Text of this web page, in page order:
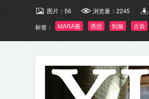
图片： 56 浏览量： 2245
标签：
MARA酱 诱惑 制服 古装